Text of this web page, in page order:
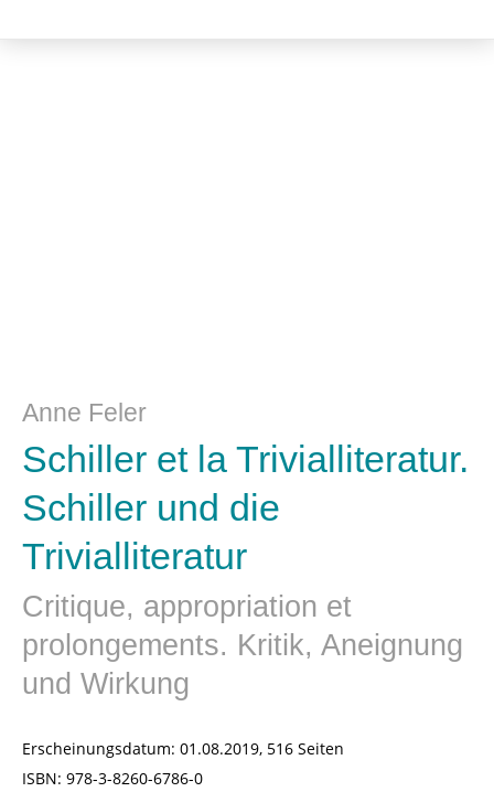
Anne Feler
Schiller et la Trivialliteratur.
Schiller und die
Trivialliteratur
Critique, appropriation et
prolongements. Kritik, Aneignung
und Wirkung
Erscheinungsdatum: 01.08.2019, 516 Seiten
ISBN: 978-3-8260-6786-0